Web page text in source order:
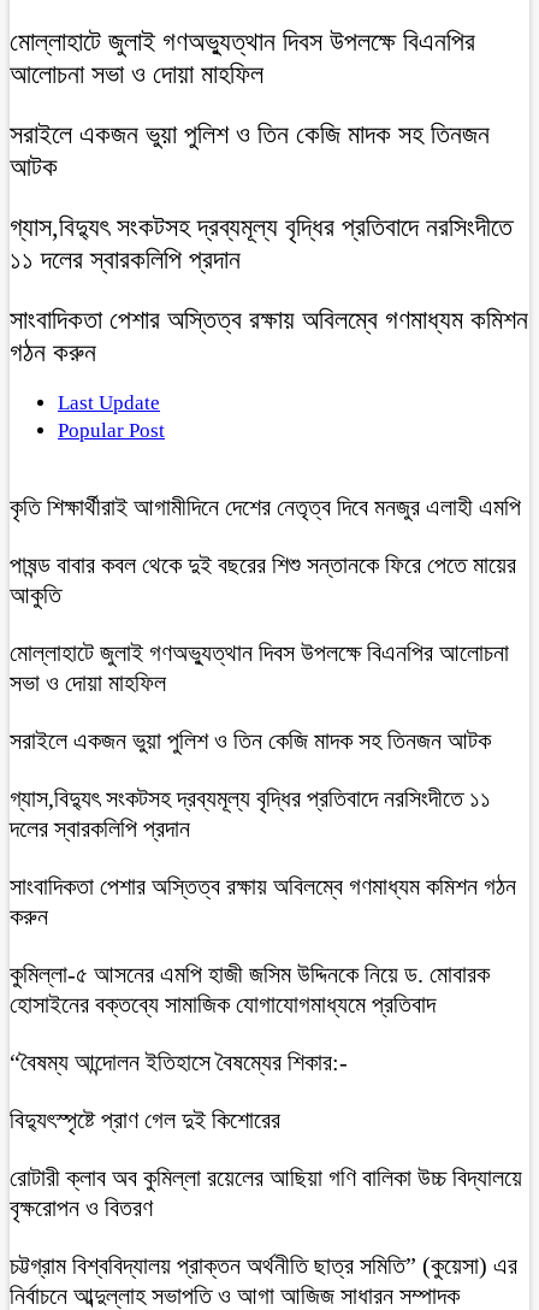
মোল্লাহাটে জুলাই গণঅভ্যুত্থান দিবস উপলক্ষে বিএনপির
আলোচনা সভা ও দোয়া মাহফিল
সরাইলে একজন ভুয়া পুলিশ ও তিন কেজি মাদক সহ তিনজন
আটক
গ্যাস,বিদ্যুৎ সংকটসহ দ্রব্যমূল্য বৃদ্ধির প্রতিবাদে নরসিংদীতে
১১ দলের স্বারকলিপি প্রদান
সাংবাদিকতা পেশার অস্তিত্ব রক্ষায় অবিলম্বে গণমাধ্যম কমিশন
গঠন করুন
Last Update
Popular Post
কৃতি শিক্ষার্থীরাই আগামীদিনে দেশের নেতৃত্ব দিবে মনজুর এলাহী এমপি
পাষন্ড বাবার কবল থেকে দুই বছরের শিশু সন্তানকে ফিরে পেতে মায়ের
আকুতি
মোল্লাহাটে জুলাই গণঅভ্যুত্থান দিবস উপলক্ষে বিএনপির আলোচনা
সভা ও দোয়া মাহফিল
সরাইলে একজন ভুয়া পুলিশ ও তিন কেজি মাদক সহ তিনজন আটক
গ্যাস,বিদ্যুৎ সংকটসহ দ্রব্যমূল্য বৃদ্ধির প্রতিবাদে নরসিংদীতে ১১
দলের স্বারকলিপি প্রদান
সাংবাদিকতা পেশার অস্তিত্ব রক্ষায় অবিলম্বে গণমাধ্যম কমিশন গঠন
করুন
কুমিল্লা-৫ আসনের এমপি হাজী জসিম উদ্দিনকে নিয়ে ড. মোবারক
হোসাইনের বক্তব্যে সামাজিক যোগাযোগমাধ্যমে প্রতিবাদ
“বৈষম্য আন্দোলন ইতিহাসে বৈষম্যের শিকার:-
বিদ্যুৎস্পৃষ্টে প্রাণ গেল দুই কিশোরের
রোটারী ক্লাব অব কুমিল্লা রয়েলের আছিয়া গণি বালিকা উচ্চ বিদ্যালয়ে
বৃক্ষরোপন ও বিতরণ
চট্টগ্রাম বিশ্ববিদ্যালয় প্রাক্তন অর্থনীতি ছাত্র সমিতি” (কুয়েসা) এর
নির্বাচনে আব্দুল্লাহ সভাপতি ও আগা আজিজ সাধারন সম্পাদক